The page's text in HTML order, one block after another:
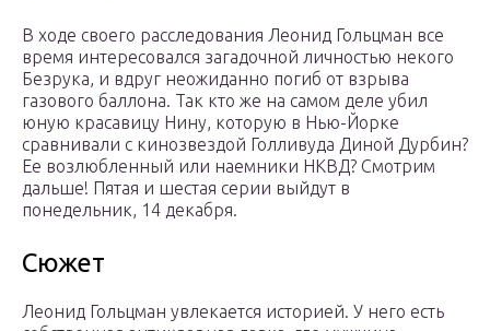
В ходе своего расследования Леонид Гольцман все
время интересовался загадочной личностью некого
Безрука, и вдруг неожиданно погиб от взрыва
газового баллона. Так кто же на самом деле убил
юную красавицу Нину, которую в Нью-Йорке
сравнивали с кинозвездой Голливуда Диной Дурбин?
Ее возлюбленный или наемники НКВД? Смотрим
дальше! Пятая и шестая серии выйдут в
понедельник, 14 декабря.
Сюжет
Леонид Гольцман увлекается историей. У него есть